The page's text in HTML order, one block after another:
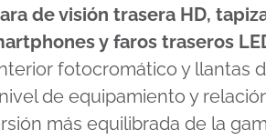
de visión trasera HD,
y faros traseros
fotocromático y llantas
de equipamiento y
más equilibrada de la